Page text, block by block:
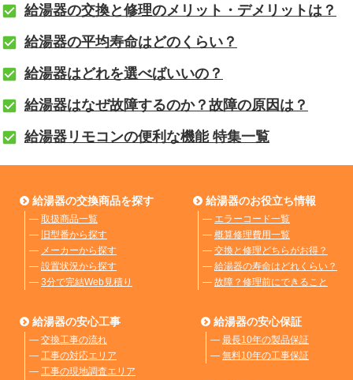
給湯器の交換と修理のメリット・デメリットは？
給湯器の平均寿命はどのくらい？
給湯器はどれを選べばいいの？
給湯器はなぜ故障するのか？故障の原因は？
給湯器リモコンの便利な機能 特集一覧
給湯器の交換商品を探す
― 取扱商品一覧
― 旧型番から探す
― メーカーから探す
― 設置状況から探す
― 3分で完結Web見積り
給湯器のお役立ち情報
― エラーコード一覧
― 概算修理費用一覧
― 交換と修理どちらがお得？
― 給湯器の寿命はどれくらい？
― 故障？修理前にできること
給湯器の安心工事
― 交換工事の流れ
― 工事の対応エリア
― 工事の現地調査エリア
給湯器の安心保証
― 最長10年の製品保証
― 無料10年の工事保証